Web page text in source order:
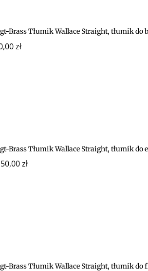
Brass Tłumik Wallace Straight, tłumik do
zł
Brass Tłumik Wallace Straight, tłumik do
zł
Brass Tłumik Wallace Straight, tłumik do